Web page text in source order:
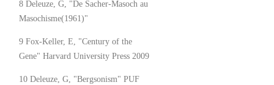
8 Deleuze, G, "De Sacher-Masoch au
Masochisme(1961)"
9 Fox-Keller, E, "Century of the
Gene" Harvard University Press 2009
10 Deleuze, G, "Bergsonism" PUF